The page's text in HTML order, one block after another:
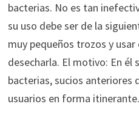
bacterias. No es tan
su uso debe ser de la
muy pequeños trozos y
desecharla. El motivo: En él
bacterias, sucios anteriores
usuarios en forma itinerante.